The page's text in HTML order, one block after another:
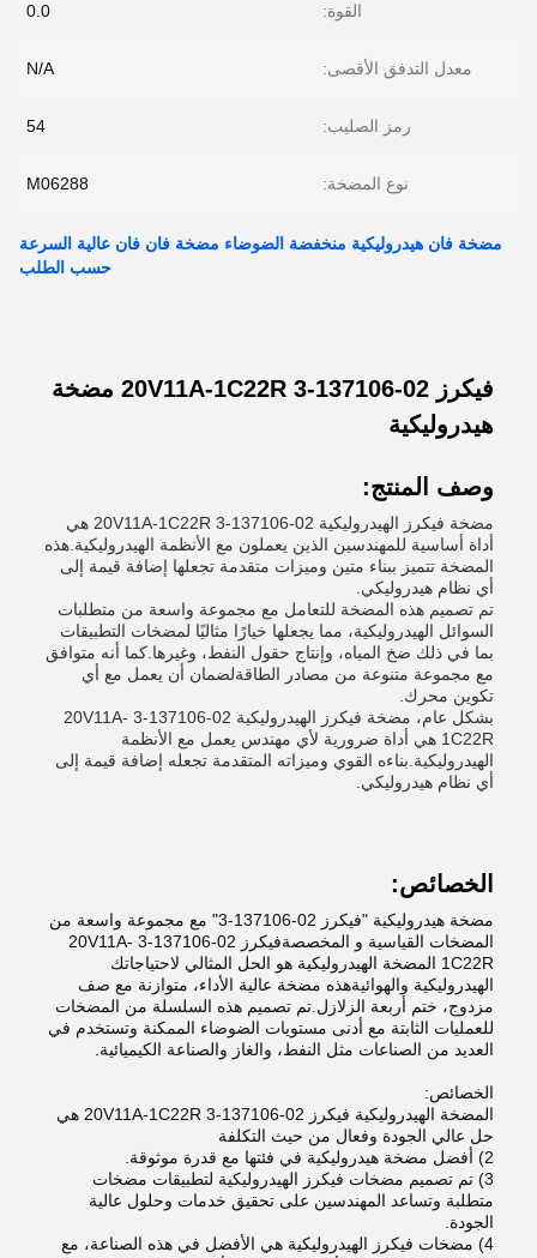
القوة: 0.0
معدل التدفق الأقصى: N/A
رمز الصليب: 54
نوع المضخة: M06288
مضخة فان هيدروليكية منخفضة الضوضاء مضخة فان فان عالية السرعة
حسب الطلب
فيكرز 02-137106-3 20V11A-1C22R مضخة
هيدروليكية
وصف المنتج:
مضخة فيكرز الهيدروليكية 02-137106-3 20V11A-1C22R هي
أداة أساسية للمهندسين الذين يعملون مع الأنظمة الهيدروليكية.هذه
المضخة تتميز ببناء متين وميزات متقدمة تجعلها إضافة قيمة إلى
أي نظام هيدروليكي.
تم تصميم هذه المضخة للتعامل مع مجموعة واسعة من متطلبات
السوائل الهيدروليكية، مما يجعلها خيارًا مثاليًا لمضخات التطبيقات
بما في ذلك ضخ المياه، وإنتاج حقول النفط، وغيرها.كما أنه متوافق
مع مجموعة متنوعة من مصادر الطاقةلضمان أن يعمل مع أي
تكوين محرك.
بشكل عام، مضخة فيكرز الهيدروليكية 02-137106-3 20V11A-
1C22R هي أداة ضرورية لأي مهندس يعمل مع الأنظمة
الهيدروليكية.بناءه القوي وميزاته المتقدمة تجعله إضافة قيمة إلى
أي نظام هيدروليكي.
الخصائص:
مضخة هيدروليكية "فيكرز 02-137106-3" مع مجموعة واسعة من
المضخات القياسية و المخصصةفيكرز 02-137106-3 20V11A-
1C22R المضخة الهيدروليكية هو الحل المثالي لاحتياجاتك
الهيدروليكية والهوائيةهذه مضخة عالية الأداء، متوازنة مع صف
مزدوج، ختم أربعة الزلازل.تم تصميم هذه السلسلة من المضخات
للعمليات الثابتة مع أدنى مستويات الضوضاء الممكنة وتستخدم في
العديد من الصناعات مثل النفط، والغاز والصناعة الكيميائية.
الخصائص:
المضخة الهيدروليكية فيكرز 02-137106-3 20V11A-1C22R هي
حل عالي الجودة وفعال من حيث التكلفة
2) أفضل مضخة هيدروليكية في فئتها مع قدرة موثوقة.
3) تم تصميم مضخات فيكرز الهيدروليكية لتطبيقات مضخات
متطلبة وتساعد المهندسين على تحقيق خدمات وحلول عالية
الجودة.
4) مضخات فيكرز الهيدروليكية هي الأفضل في هذه الصناعة، مع